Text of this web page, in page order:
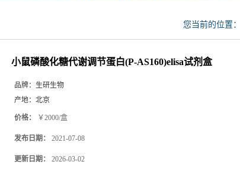
您当前的位置：
小鼠磷酸化糖代谢调节蛋白(P-AS160)elisa试剂盒
品牌： 生研生物
产地： 北京
价格： ￥2000/盒
发布日期： 2021-07-08
更新日期： 2026-03-02